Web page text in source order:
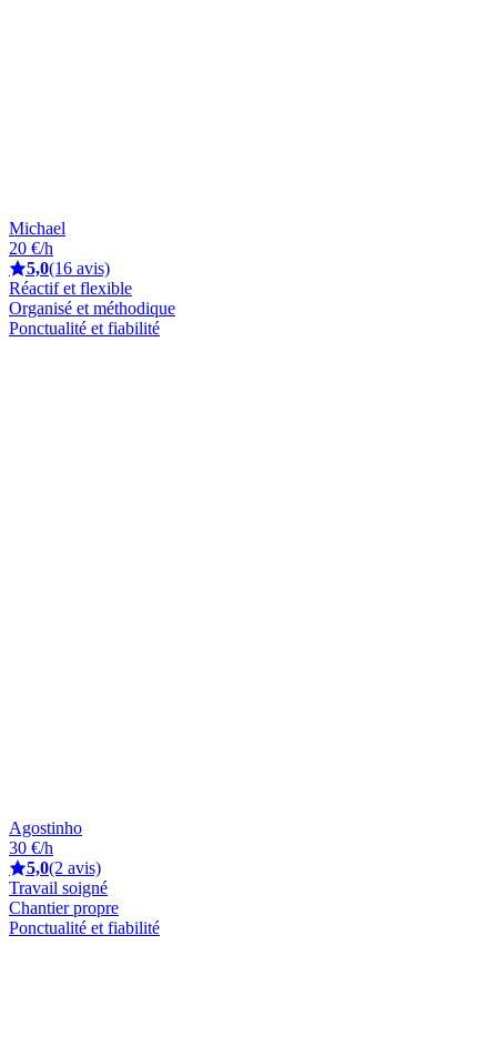
Michael
20 €/h
5,0(16 avis)
Réactif et flexible
Organisé et méthodique
Ponctualité et fiabilité
Agostinho
30 €/h
5,0(2 avis)
Travail soigné
Chantier propre
Ponctualité et fiabilité